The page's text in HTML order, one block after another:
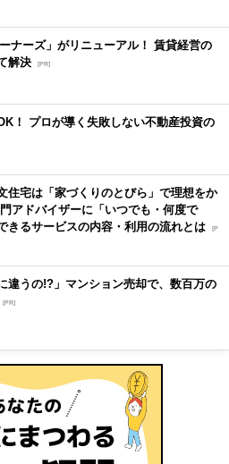
ーナーズ」がリニューアル！ 賃貸経営の
解決 [PR]
！ プロが導く失敗しない不動産投資の
住宅は「家づくりのとびら」で理想をか
アドバイザーに「いつでも・何度で
きるサービスの内容・利用の流れとは [P
違うの!?」マンション売却で、数百万の
[PR]